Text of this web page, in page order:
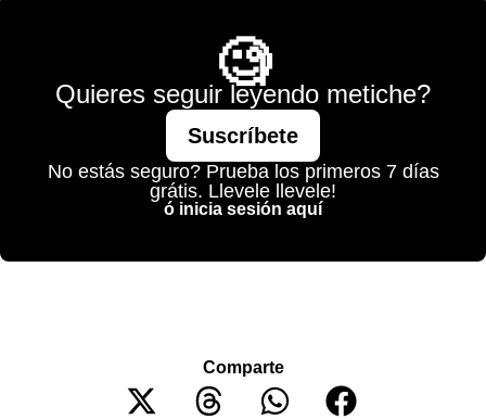
🧐
Quieres seguir leyendo metiche?
Suscríbete
No estás seguro? Prueba los primeros 7 días
grátis. Llevele llevele!
ó inicia sesión aquí
Comparte